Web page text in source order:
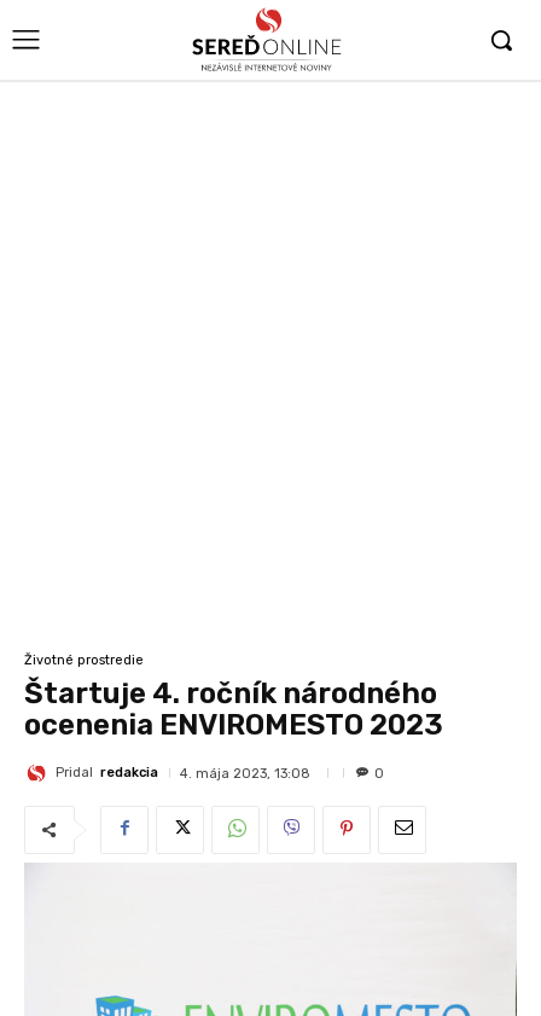
Životné prostredie
Štartuje 4. ročník národného
ocenenia ENVIROMESTO 2023
Pridal redakcia 4. mája 2023, 13:08 0